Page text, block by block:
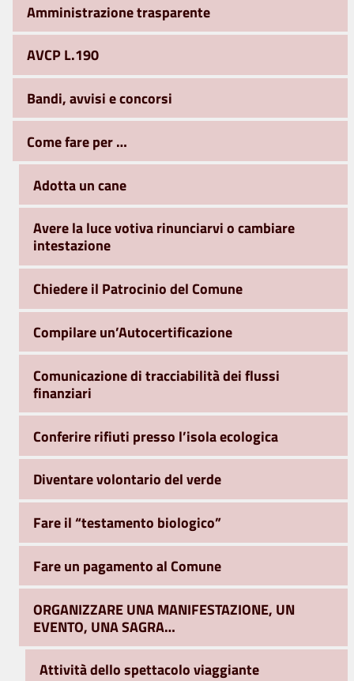
Amministrazione trasparente
AVCP L.190
Bandi, avvisi e concorsi
Come fare per …
Adotta un cane
Avere la luce votiva rinunciarvi o cambiare
intestazione
Chiedere il Patrocinio del Comune
Compilare un’Autocertificazione
Comunicazione di tracciabilità dei flussi
finanziari
Conferire rifiuti presso l’isola ecologica
Diventare volontario del verde
Fare il “testamento biologico”
Fare un pagamento al Comune
ORGANIZZARE UNA MANIFESTAZIONE, UN
EVENTO, UNA SAGRA…
Attività dello spettacolo viaggiante